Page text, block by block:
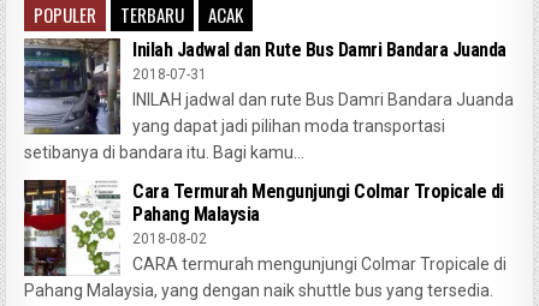
POPULER TERBARU ACAK
Inilah Jadwal dan Rute Bus Damri Bandara Juanda
2018-07-31
INILAH jadwal dan rute Bus Damri Bandara Juanda
yang dapat jadi pilihan moda transportasi
setibanya di bandara itu. Bagi kamu...
Cara Termurah Mengunjungi Colmar Tropicale di
Pahang Malaysia
2018-08-02
CARA termurah mengunjungi Colmar Tropicale di
Pahang Malaysia, yang dengan naik shuttle bus yang tersedia.